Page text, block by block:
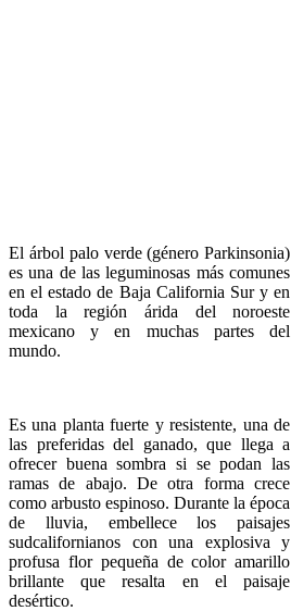
El árbol palo verde (género Parkinsonia)
es una de las leguminosas más comunes
en el estado de Baja California Sur y en
toda la región árida del noroeste
mexicano y en muchas partes del
mundo.
Es una planta fuerte y resistente, una de
las preferidas del ganado, que llega a
ofrecer buena sombra si se podan las
ramas de abajo. De otra forma crece
como arbusto espinoso. Durante la época
de lluvia, embellece los paisajes
sudcalifornianos con una explosiva y
profusa flor pequeña de color amarillo
brillante que resalta en el paisaje
desértico.